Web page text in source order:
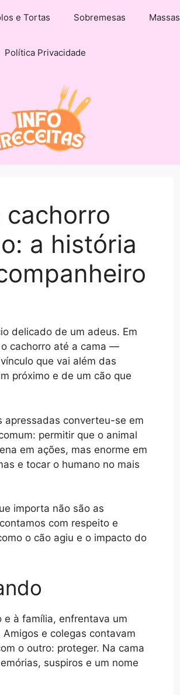
e Tortas Sobremesas Massas
Política Privacidade
cachorro
a história
delicado de um adeus. Em
cachorro até a cama —
que vai além das
próximo e de um cão que
apressadas converteu-se em
permitir que o animal
em ações, mas enorme em
e tocar o humano no mais
importa não são as
com respeito e
o cão agiu e o impacto do
e à família, enfrentava um
e colegas contavam
o outro: proteger. Na cama
suspiros e um nome